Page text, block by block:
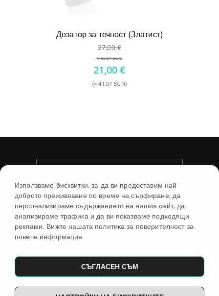
Дозатор за течност (Златист)
27,00€
(≈ 52.81 BGN)
Original
price
was:
21,00€
(≈ 41.07 BGN)
УСЛОВИЯ
МАГАЗИН
ИНФОРМАЦИЯ
© 2026
Използваме бисквитки, за да ви предоставим най-
доброто преживяване по време на сърфиране, да
персонализираме съдържанието на нашия сайт, да
анализираме трафика и да ви показваме подходящи
реклами. Вижте нашата политика за поверителност за
повече информация
СЪГЛАСЕН СЪМ